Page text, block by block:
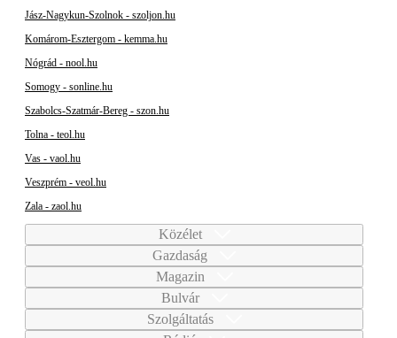
Jász-Nagykun-Szolnok - szoljon.hu
Komárom-Esztergom - kemma.hu
Nógrád - nool.hu
Somogy - sonline.hu
Szabolcs-Szatmár-Bereg - szon.hu
Tolna - teol.hu
Vas - vaol.hu
Veszprém - veol.hu
Zala - zaol.hu
Közélet
Gazdaság
Magazin
Bulvár
Szolgáltatás